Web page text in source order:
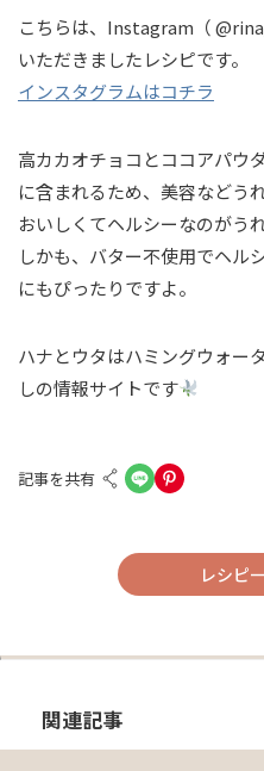
こちらは、Instagram（
いただきましたレシピです。
インスタグラムはコチラ
高カカオチョコとココアパウ
に含まれるため、美容などう
おいしくてヘルシーなのがう
しかも、バター不使用でヘル
にもぴったりですよ。
ハナとウタはハミングウォー
しの情報サイトです
記事を共有
レシピ
関連記事